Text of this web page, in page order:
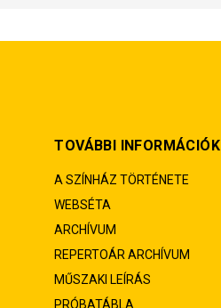
TOVÁBBI INFORMÁCIÓK
A SZÍNHÁZ TÖRTÉNETE
WEBSÉTA
ARCHÍVUM
REPERTOÁR ARCHÍVUM
MŰSZAKI LEÍRÁS
PRÓBATÁBLA